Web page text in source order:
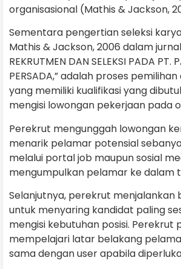
organisasional (Mathis & Jackson,
Sementara pengertian seleksi
Mathis & Jackson, 2006 dalam jurnal
REKRUTMEN DAN SELEKSI PADA PT.
PERSADA,” adalah proses
yang memiliki kualifikasi yang
mengisi lowongan pekerjaan pada
Perekrut mengunggah lowongan
menarik pelamar potensial
melalui portal job maupun sosial
mengumpulkan pelamar ke dalam
Selanjutnya, perekrut menjalankan
untuk menyaring kandidat paling
mengisi kebutuhan posisi. Perekrut
mempelajari latar belakang
sama dengan user apabila